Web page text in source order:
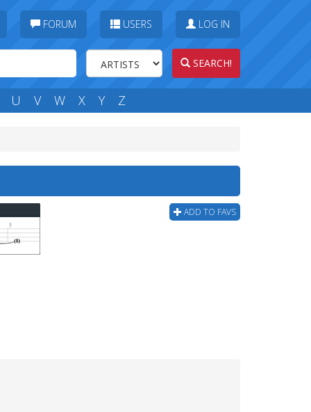
FORUM USERS LOG IN
SEARCH!
U V W X Y Z
ADD TO FAVS